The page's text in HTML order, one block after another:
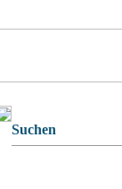
Suchen